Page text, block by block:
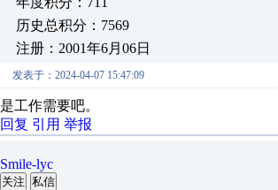
历史总积分：7569
注册：2001年6月06日
发表于：2024-04-07 15:47:09
是工作需要吧。
回复 引用 举报
Smile-lyc
关注 私信